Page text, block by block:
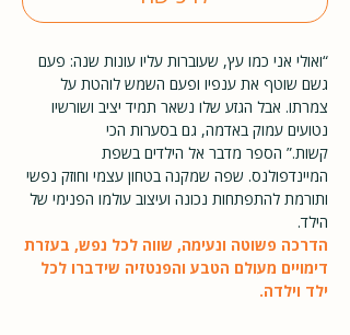
“ואולי אני כמו עץ, שעוברות עליו עונות שנה: פעם
גשם שוטף את ענפיו ופעם השמש לוהטת על
צמרתו. אבל הגזע שלו נשאר תמיד יציב ושורשיו
נטועים עמוק באדמה, גם בסערות הכי
קשות.” הספר מדבר אל הילדים בשפת
המיינדפולנס. שפה שמקנה בטחון עצמי וחוזק נפשי
ותורמת להתפתחות נכונה ועיצוב עולמו הפנימי של
הילד.
הדרכה פשוטה ונעימה, שווה לכל נפש, בעזרת
דימויים מעולם הטבע והפנטזיה שידברו לכל
ילד וילדה.